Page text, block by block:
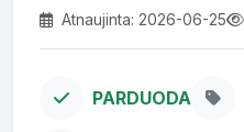
Atnaujinta: 2026-06-25
PARDUODA